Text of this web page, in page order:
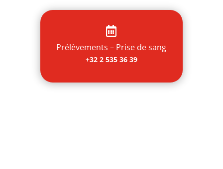

Prélèvements – Prise de sang
+32 2 535 36 39